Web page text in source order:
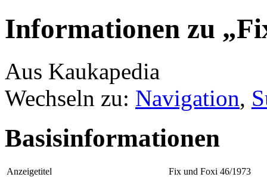
Informationen zu
Aus Kaukapedia
Wechseln zu: Navigation,
Basisinformationen
Anzeigetitel
Fix und Foxi 46/1973